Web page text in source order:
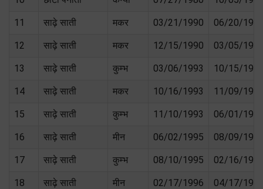
11 साढ़े साती मकर 03/21/1990 06/20/
12 साढ़े साती मकर 12/15/1990 03/05/
13 साढ़े साती कुम्भ 03/06/1993 10/15/
14 साढ़े साती मकर 10/16/1993 11/09/
15 साढ़े साती कुम्भ 11/10/1993 06/01/
16 साढ़े साती मीन 06/02/1995 08/09/
17 साढ़े साती कुम्भ 08/10/1995 02/16/
18 साढ़े साती मीन 02/17/1996 04/17/